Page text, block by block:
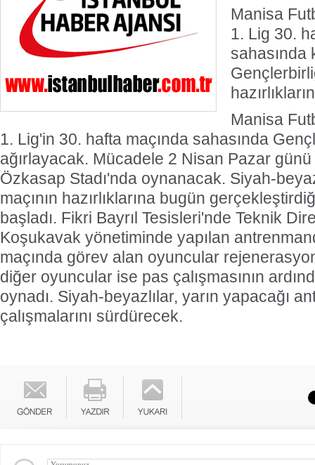
Manisa
1. Lig 30.
sahasında
Manisa
1. Lig'in 30. hafta maçında sahasında
ağırlayacak. Mücadele 2 Nisan Pazar
Özkasap Stadı'nda oynanacak. Siyah-
maçının hazırlıklarına bugün
başladı. Fikri Bayrıl Tesisleri'nde Teknik
Koşukavak yönetiminde yapılan
maçında görev alan oyuncular
diğer oyuncular ise pas çalışmasının
oynadı. Siyah-beyazlılar, yarın yapacağı
çalışmalarını sürdürecek.